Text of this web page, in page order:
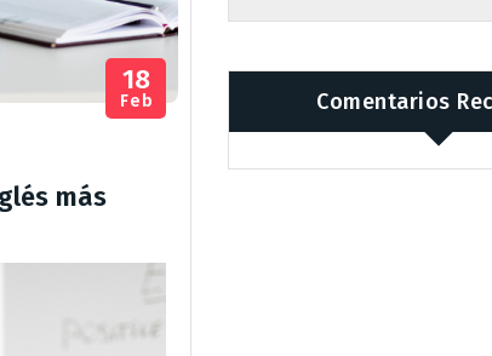
18
Feb
más
Comentarios